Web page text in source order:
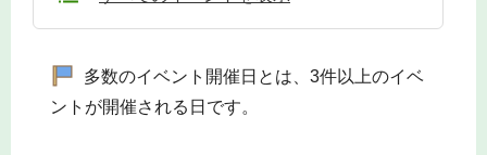
多数のイベント開催日とは、3件以上のイベ
ントが開催される日です。